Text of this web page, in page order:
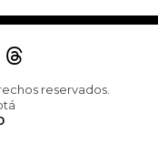
reservados.